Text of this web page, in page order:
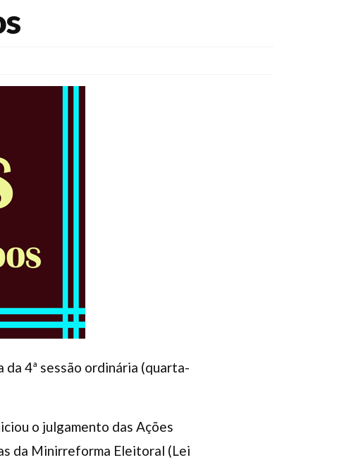
4ª sessão ordinária (quarta-
o julgamento das Ações
da Minirreforma Eleitoral (Lei